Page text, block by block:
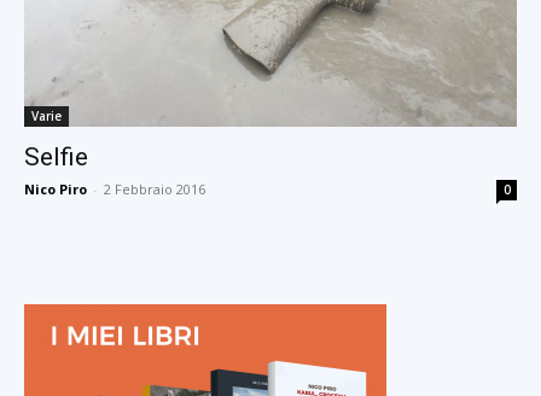
Varie
Selfie
Nico Piro - 2 Febbraio 2016 0